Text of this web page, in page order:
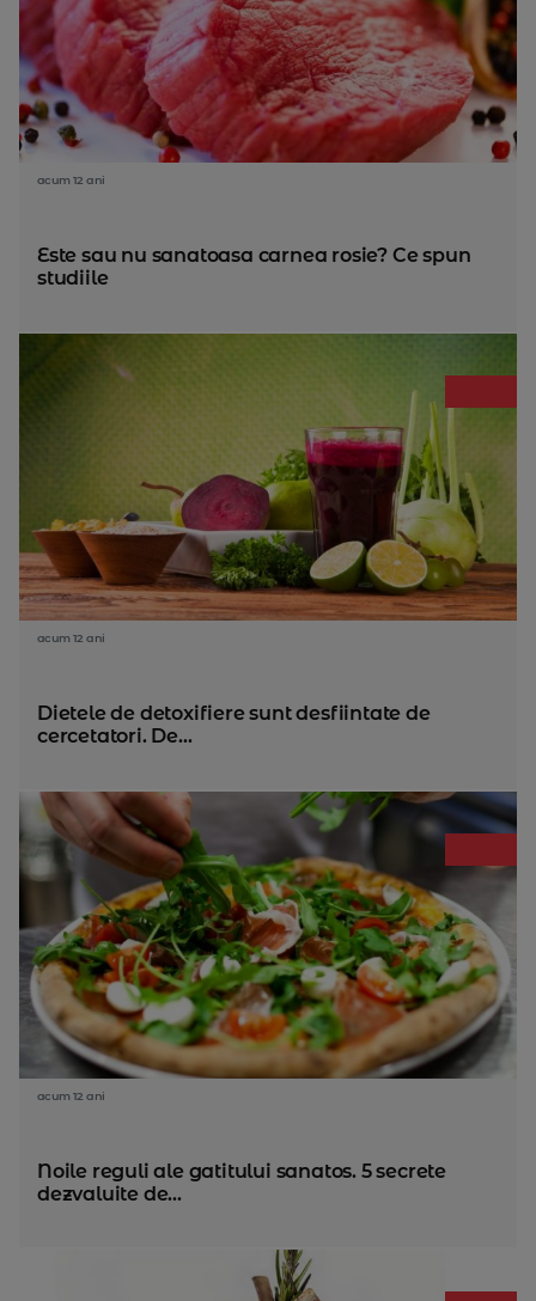
acum 12 ani
Este sau nu sanatoasa carnea rosie? Ce spun
studiile
acum 12 ani
Dietele de detoxifiere sunt desfiintate de
cercetatori. De...
acum 12 ani
Noile reguli ale gatitului sanatos. 5 secrete
dezvaluite de...